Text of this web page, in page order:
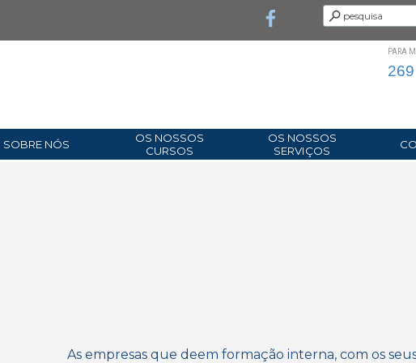
SOBRE NÓS
OS NOSSOS
CURSOS
OS NOSSOS
SERVIÇOS
PARA
As empresas que deem formação interna, com os